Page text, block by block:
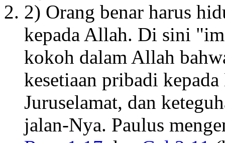
2) Orang benar harus
kepada Allah. Di sini
kokoh dalam Allah
kesetiaan pribadi
Juruselamat, dan
jalan-Nya. Paulus